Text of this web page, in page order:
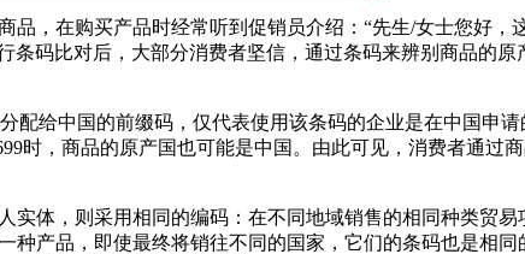
，在购买产品时经常听到促销员介绍：“先生/女士您好，
码比对后，大部分消费者坚信，通过条码来辨别商品的
配给中国的前缀码，仅代表使用该条码的企业是在中国申
时，商品的原产国也可能是中国。由此可见，消费者通过
体，则采用相同的编码：在不同地域销售的相同种类贸
产品，即使最终将销往不同的国家，它们的条码也是相